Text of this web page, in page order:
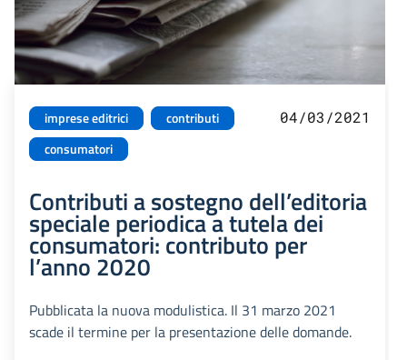
imprese editrici
contributi
consumatori
04/03/2021
Contributi a sostegno dell’editoria
speciale periodica a tutela dei
consumatori: contributo per
l’anno 2020
Pubblicata la nuova modulistica. Il 31 marzo 2021
scade il termine per la presentazione delle domande.